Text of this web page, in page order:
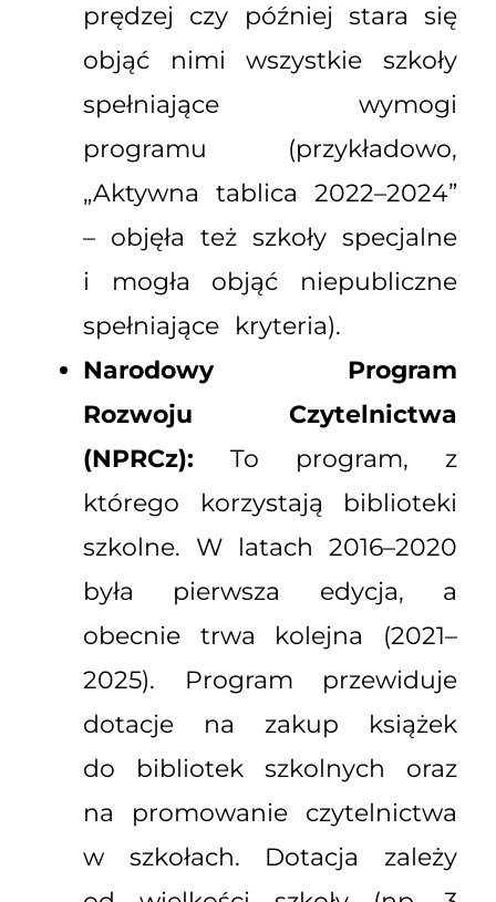
prędzej czy później stara się
objąć nimi wszystkie szkoły
spełniające wymogi
programu (przykładowo,
„Aktywna tablica 2022–2024”
– objęła też szkoły specjalne
i mogła objąć niepubliczne
spełniające kryteria).
Narodowy Program
Rozwoju Czytelnictwa
(NPRCz): To program, z
którego korzystają biblioteki
szkolne. W latach 2016–2020
była pierwsza edycja, a
obecnie trwa kolejna (2021–
2025). Program przewiduje
dotacje na zakup książek
do bibliotek szkolnych oraz
na promowanie czytelnictwa
w szkołach. Dotacja zależy